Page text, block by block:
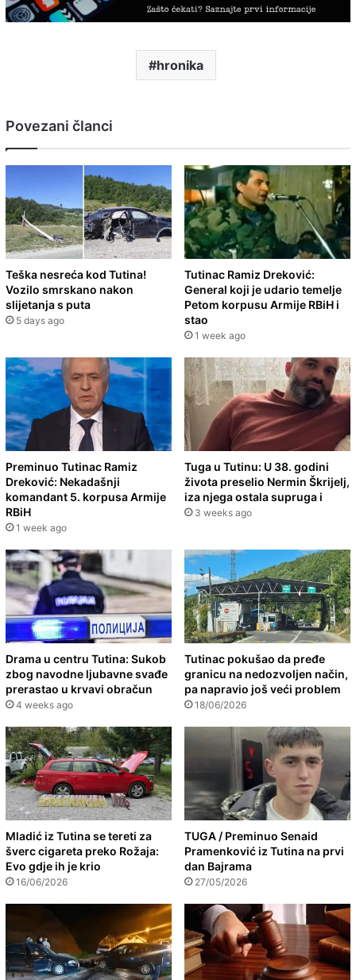
hronika
Povezani članci
Teška nesreća kod Tutina!
Vozilo smrskano nakon
slijetanja s puta
5 days ago
Tutinac Ramiz Dreković:
General koji je udario temelje
Petom korpusu Armije RBiH i
stao
1 week ago
Preminuo Tutinac Ramiz
Dreković: Nekadašnji
komandant 5. korpusa Armije
RBiH
1 week ago
Tuga u Tutinu: U 38. godini
života preselio Nermin Škrijelj,
iza njega ostala supruga i
3 weeks ago
Drama u centru Tutina: Sukob
zbog navodne ljubavne svađe
prerastao u krvavi obračun
4 weeks ago
Tutinac pokušao da pređe
granicu na nedozvoljen način,
pa napravio još veći problem
18/06/2026
Mladić iz Tutina se tereti za
šverc cigareta preko Rožaja:
Evo gdje ih je krio
16/06/2026
TUGA / Preminuo Senaid
Pramenković iz Tutina na prvi
dan Bajrama
27/05/2026